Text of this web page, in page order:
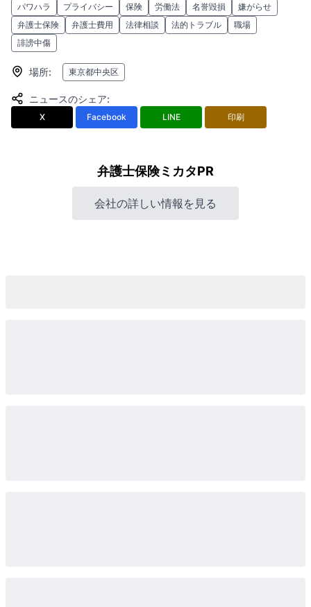
パワハラ
プライバシー 保険 労働法 名誉毀損
嫌がらせ
弁護士保険
弁護士費用 法律相談 法的トラブル
職場
誹謗中傷
場所: 東京都中央区
ニュースのシェア:
X Facebook LINE 印刷
弁護士保険ミカタPR
会社の詳しい情報を見る